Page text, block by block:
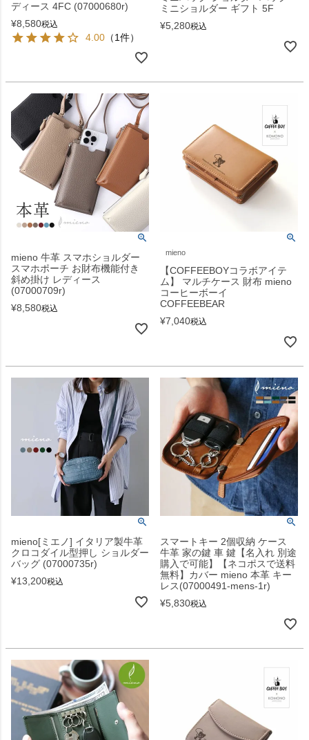
ディース 4FC (07000680r)
¥8,580税込
4.00 （1件）
ミニショルダー ギフト 5F
¥5,280税込
mieno 牛革 スマホショルダー
スマホポーチ お財布機能付き
斜め掛け レディース
(07000709r)
¥8,580税込
mieno
【COFFEEBOYコラボアイテ
ム】 マルチケース 財布 mieno
コーヒーボーイ
COFFEEBEAR
¥7,040税込
mieno[ミエノ] イタリア製牛革
クロコダイル型押し ショルダー
バッグ (07000735r)
¥13,200税込
スマートキー 2個収納 ケース
牛革 家の鍵 車 鍵【名入れ 別途
購入で可能】【ネコポスで送料
無料】カバー mieno 本革 キー
レス(07000491-mens-1r)
¥5,830税込